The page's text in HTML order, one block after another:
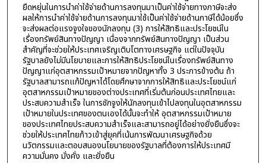
ยืดหยุ่นในการนำค่าใช้จ่ายด้านการลงทุนมาเป็นค่าใช้จ่ายทางภาษีจะส่ง
ผลให้การนำค่าใช้จ่ายด้านการลงทุนมาใช้เป็นค่าใช้จ่ายด้านภาษีได้น้อยซึ่ง
จะส่งผลต่อแรงจูงใจของนักลงทุน (3) การให้สิทธิและประโยชน์ใน
เรื่องทรัพย์สินทางปัญญา เนื่องจากทรัพย์สินทางปัญญา เป็นส่วน
สำคัญที่จะช่วยให้ประเทศเจริญเติบโตทางเศรษฐกิจ แต่ในปัจจุบัน
รัฐบาลยังไม่มีนโยบายและการให้สิทธิประโยชน์ในเรื่องทรัพย์สินทาง
ปัญญาแก่อุตสาหกรรมเป้าหมายจากปัญหาทั้ง 3 ประการข้างต้น ถ้า
รัฐบาลสามารถแก้ปัญหาได้โดยศึกษาจากการให้สิทธิและประโยชน์แก่
อุตสาหกรรมเป้าหมายของต่างประเทศที่เริ่มต้นก่อนประเทศไทยและ
ประสบความสำเร็จ ในการชักจูงให้นักลงทุนเข้าไปลงทุนในอุตสาหกรรม
เป้าหมายในประเทศของตนเองได้นั้นจะทำให้ อุตสาหกรรมเป้าหมาย
ของประเทศไทยประสบความสำเร็จและสามารถอยู่ได้อย่างยั่งยืนซึ่งจะ
ช่วยให้ประเทศไทยก้าวเข้าสู่ยุคที่เน้นการพัฒนาเศรษฐกิจด้วย
นวัตกรรมและตอบสนองนโยบายของรัฐบาลที่ต้องการให้ประเทศมี
ความมั่นคง มั่งคั่ง และยั่งยืน